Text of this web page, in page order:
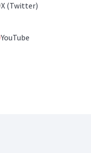
X (Twitter)
YouTube